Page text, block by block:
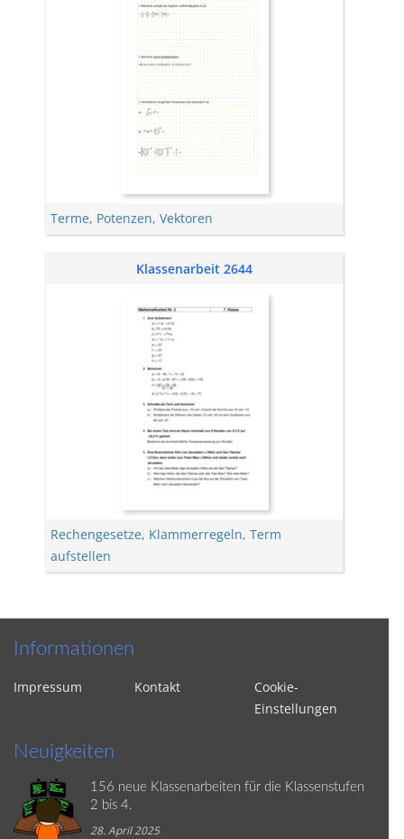
Terme, Potenzen, Vektoren
Klassenarbeit 2644
Rechengesetze, Klammerregeln, Term
aufstellen
Informationen
Impressum Kontakt
Cookie-
Einstellungen
Neuigkeiten
156 neue Klassenarbeiten für die Klassenstufen
2 bis 4.
28. April 2025